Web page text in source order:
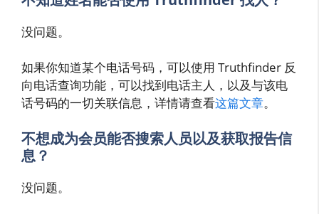
没问题。
如果你知道某个电话号码，可以使用 Truthfinder 反
向电话查询功能，可以找到电话主人，以及与该电
话号码的一切关联信息，详情请查看这篇文章。
不想成为会员能否搜索人员以及获取报告信
息？
没问题。